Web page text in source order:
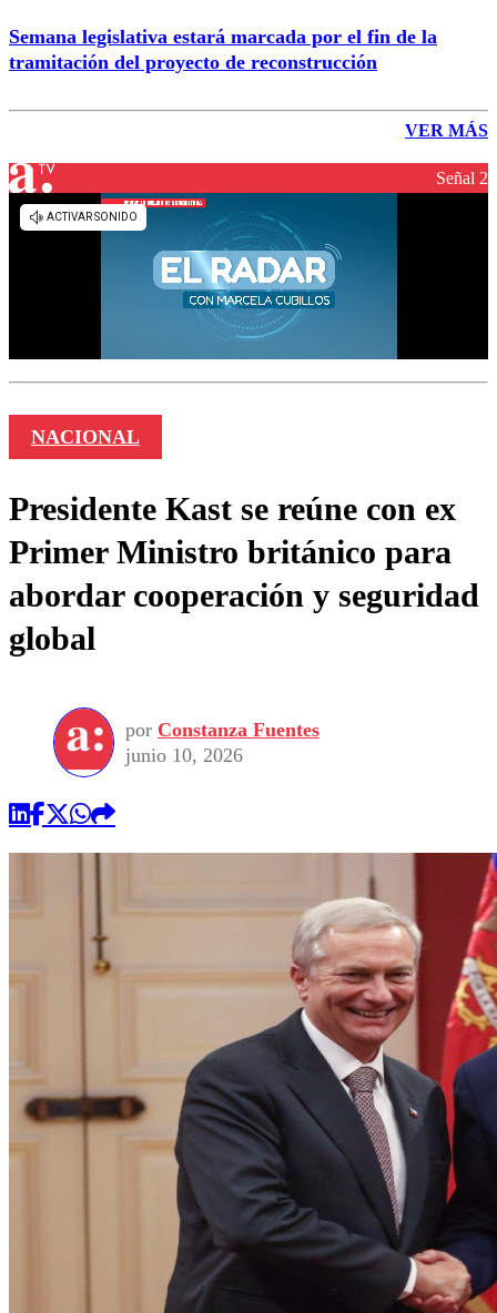
Semana legislativa estará marcada por el fin de la
tramitación del proyecto de reconstrucción
VER MÁS
Señal 2
NACIONAL
Presidente Kast se reúne con ex
Primer Ministro británico para
abordar cooperación y seguridad
global
por Constanza Fuentes
junio 10, 2026